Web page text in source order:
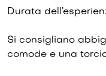
Durata
Si consigliano
comode e una